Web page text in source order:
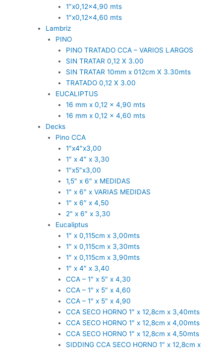
1″x0,12×4,90 mts
1″x0,12×4,60 mts
Lambriz
PINO
PINO TRATADO CCA – VARIOS LARGOS
SIN TRATAR 0,12 X 3.00
SIN TRATAR 10mm x 012cm X 3.30mts
TRATADO 0,12 X 3.00
EUCALIPTUS
16 mm x 0,12 x 4,90 mts
16 mm x 0,12 x 4,60 mts
Decks
Pino CCA
1″x4″x3,00
1″ x 4″ x 3,30
1″x5″x3,00
1,5″ x 6″ x MEDIDAS
1″ x 6″ x VARIAS MEDIDAS
1″ x 6″ x 4,50
2″ x 6″ x 3,30
Eucaliptus
1″ x 0,115cm x 3,00mts
1″ x 0,115cm x 3,30mts
1″ x 0,115cm x 3,90mts
1″ x 4″ x 3,40
CCA – 1″ x 5″ x 4,30
CCA – 1″ x 5″ x 4,60
CCA – 1″ x 5″ x 4,90
CCA SECO HORNO 1″ x 12,8cm x 3,40mts
CCA SECO HORNO 1″ x 12,8cm x 4,00mts
CCA SECO HORNO 1″ x 12,8cm x 4,50mts
SIDDING CCA SECO HORNO 1″ x 12,8cm x